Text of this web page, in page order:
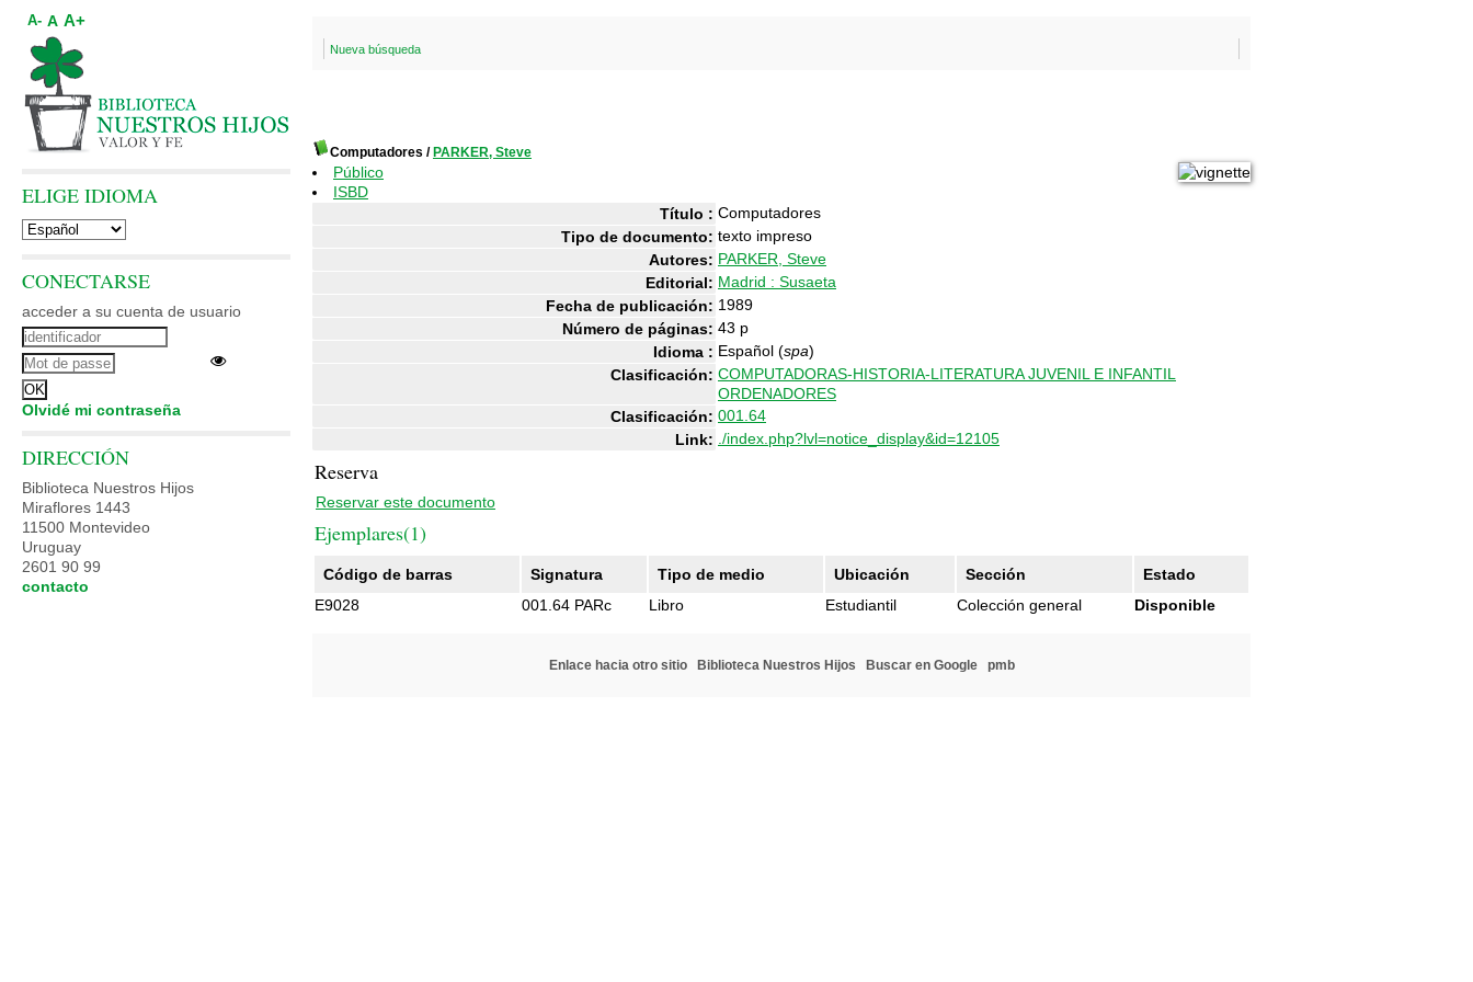
Nueva búsqueda
Computadores / PARKER, Steve
Público
ISBD
Título : Computadores
Tipo de documento: texto impreso
Autores: PARKER, Steve
Editorial: Madrid : Susaeta
Fecha de publicación: 1989
Número de páginas: 43 p
Idioma : Español (spa)
Clasificación: COMPUTADORAS-HISTORIA-LITERATURA JUVENIL E INFANTIL
ORDENADORES
Clasificación: 001.64
Link: ./index.php?lvl=notice_display&id=12105
Reserva
Reservar este documento
Ejemplares(1)
Código de barras Signatura Tipo de medio Ubicación Sección
Estado
E9028
001.64 PARc Libro Estudiantil Colección general Disponible
Enlace hacia otro sitio Biblioteca Nuestros Hijos Buscar en Google pmb
A- A A+
ELIGE IDIOMA
CONECTARSE
acceder a su cuenta de usuario
Olvidé mi contraseña
DIRECCIÓN
Biblioteca Nuestros Hijos
Miraflores 1443
11500 Montevideo
Uruguay
2601 90 99
contacto